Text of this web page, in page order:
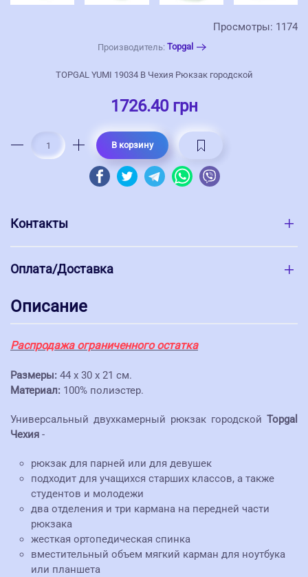
Просмотры: 1174
Производитель: Topgal
TOPGAL YUMI 19034 B Чехия Рюкзак городской
1726.40 грн
В корзину
Контакты
Оплата/Доставка
Описание
Распродажа ограниченного остатка
Размеры: 44 x 30 x 21 см.
Материал: 100% полиэстер.
Универсальный двухкамерный рюкзак городской Topgal
Чехия -
рюкзак для парней или для девушек
подходит для учащихся старших классов, а также
студентов и молодежи
два отделения и три кармана на передней части
рюкзака
жесткая ортопедическая спинка
вместительный объем мягкий карман для ноутбука
или планшета